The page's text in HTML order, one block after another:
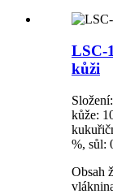
LSC-
kůži
kůže:
%, sůl:
Obsah